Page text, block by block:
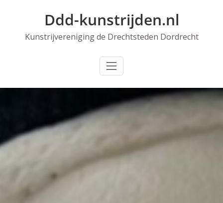
Ddd-kunstrijden.nl
Kunstrijvereniging de Drechtsteden Dordrecht